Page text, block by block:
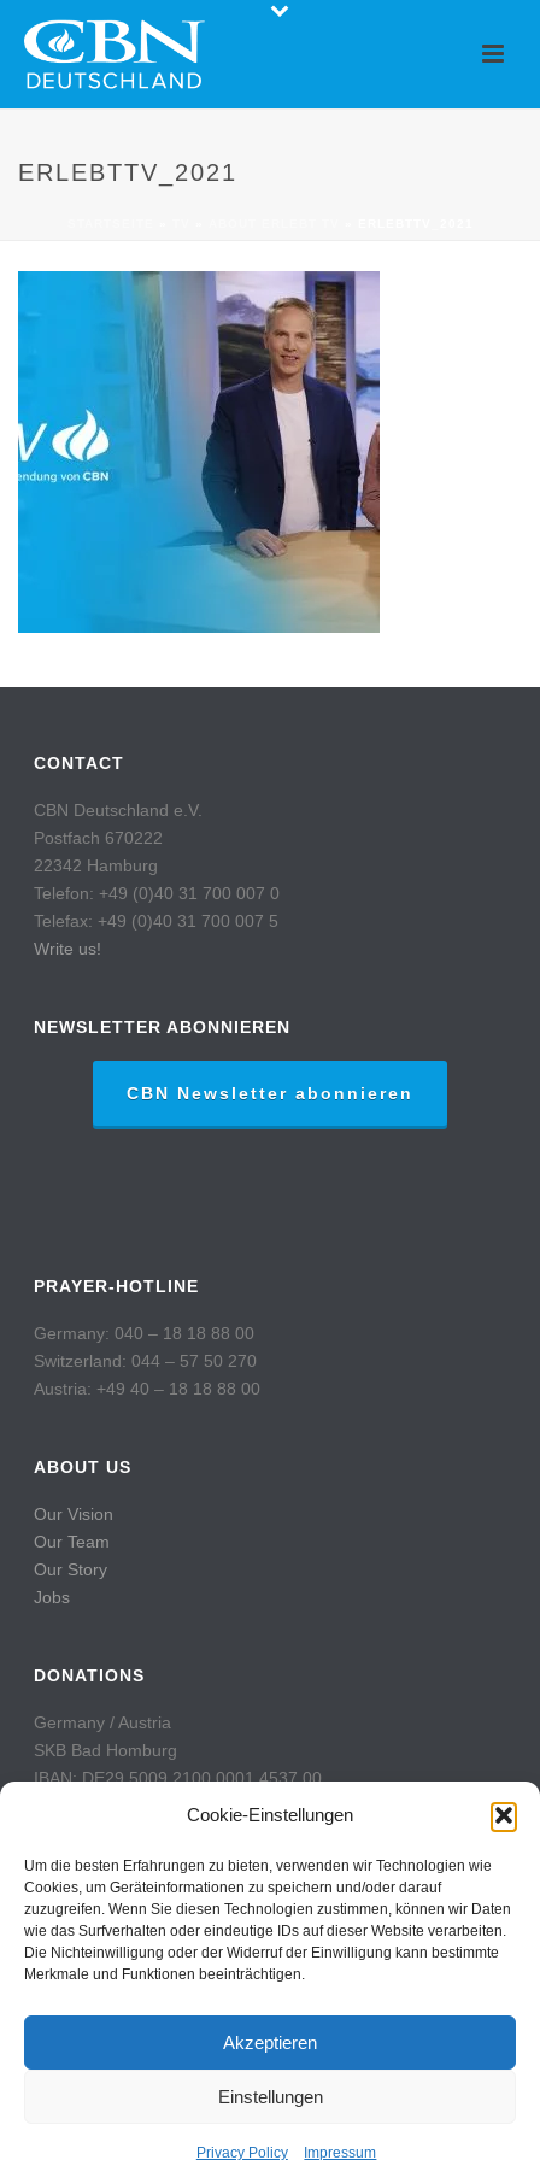
Cookie-Einstellungen
Um die besten Erfahrungen zu bieten, verwenden wir Technologien wie
Cookies, um Geräteinformationen zu speichern und/oder darauf
zuzugreifen. Wenn Sie diesen Technologien zustimmen, können wir Daten
wie das Surfverhalten oder eindeutige IDs auf dieser Website verarbeiten.
Die Nichteinwilligung oder der Widerruf der Einwilligung kann bestimmte
Merkmale und Funktionen beeinträchtigen.
Akzeptieren
Einstellungen
Privacy Policy Impressum
ERLEBTTV_2021
CONTACT
CBN Deutschland e.V.
Postfach 670222
22342 Hamburg
Telefon: +49 (0)40 31 700 007 0
Telefax: +49 (0)40 31 700 007 5
Write us!
NEWSLETTER ABONNIEREN
CBN Newsletter abonnieren
PRAYER-HOTLINE
Germany: 040 – 18 18 88 00
Switzerland: 044 – 57 50 270
Austria: +49 40 – 18 18 88 00
ABOUT US
Our Vision
Our Team
Our Story
Jobs
DONATIONS
Germany / Austria
SKB Bad Homburg
IBAN: DE29 5009 2100 0001 4537 00
BIC: GENODE51BH2
Switzerland
PostFinance
Konto: 60-742493-7
IBAN: CH31 0900 0000 6074 2493 7
BIC: POFICHBEXXX
Contact